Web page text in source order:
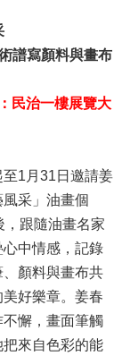
譜寫顏料與畫布
民治一樓展覽大
1月31日邀請姜
采」油畫個
，跟隨油畫名家
中情感，記錄
顏料與畫布共
好樂章。姜春
懈，畫面筆觸
來自色彩的能